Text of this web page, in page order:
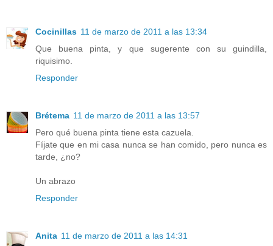
Cocinillas 11 de marzo de 2011 a las 13:34
Que buena pinta, y que sugerente con su guindilla,
riquisimo.
Responder
Brétema 11 de marzo de 2011 a las 13:57
Pero qué buena pinta tiene esta cazuela.
Fíjate que en mi casa nunca se han comido, pero nunca es
tarde, ¿no?
Un abrazo
Responder
Anita 11 de marzo de 2011 a las 14:31